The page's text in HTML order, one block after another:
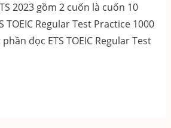
2023 gồm 2 cuốn là cuốn 10
TOEIC Regular Test Practice 1000
đọc ETS TOEIC Regular Test